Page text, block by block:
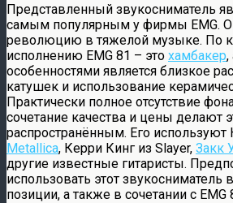
Представленный звукосниматель
самым популярным у фирмы EMG.
революцию в тяжелой музыке. По
исполнению EMG 81 – это хамбакер,
особенностями является близкое
катушек и использование
Практически полное отсутствие
сочетание качества и цены делают
распространённым. Его
Metallica, Керри Кинг из Slayer, Закк
другие известные гитаристы.
использовать этот
позиции, а также в сочетании с EMG